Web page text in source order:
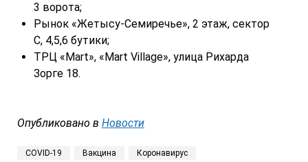
3 ворота;
Рынок «Жетысу-Семиречье», 2 этаж, сектор
С, 4,5,6 бутики;
ТРЦ «Mart», «Mart Village», улица Рихарда
Зорге 18.
Опубликовано в Новости
COVID-19 Вакцина Коронавирус